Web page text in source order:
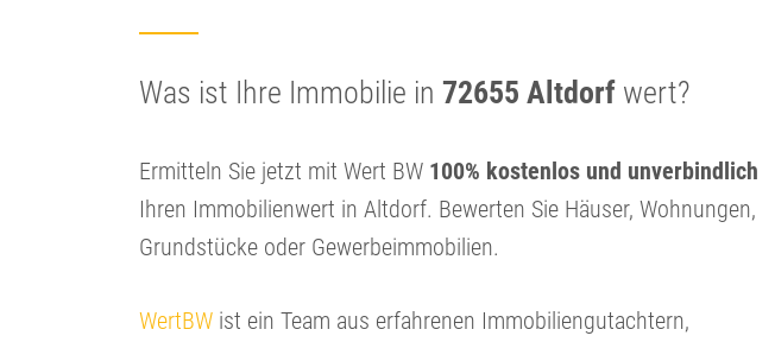
Was ist Ihre Immobilie in 72655 Altdorf wert?
Ermitteln Sie jetzt mit Wert BW 100% kostenlos und unverbindlich
Ihren Immobilienwert in Altdorf. Bewerten Sie Häuser, Wohnungen,
Grundstücke oder Gewerbeimmobilien.
WertBW ist ein Team aus erfahrenen Immobiliengutachtern,